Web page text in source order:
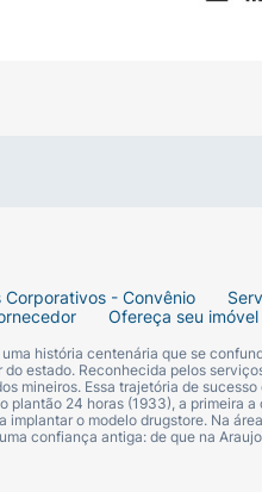
Corporativos - Convênio
Ofereça seu imóvel
história centenária que se
estado. Reconhecida pelos
mineiros. Essa trajetória de
24 horas (1933), a primeira
o modelo drugstore. Na
confiança antiga: de que na